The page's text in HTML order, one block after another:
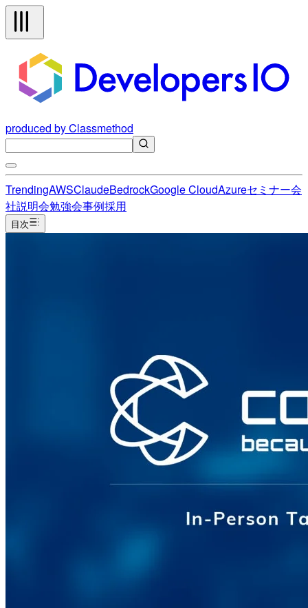
produced by Classmethod
TrendingAWSClaudeBedrockGoogle CloudAzureセミナー会
社説明会勉強会事例採用
目次